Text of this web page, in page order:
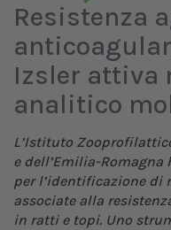
Resistenza
Izsler attiva
analitico
L’Istituto
e dell’Emilia-
per l’identificazione di
associate alla
in ratti e topi. Uno